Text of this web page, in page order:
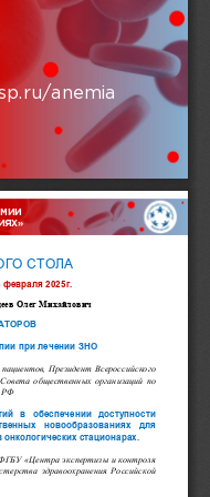
anemia
»
СТОЛА
февраля 2025г.
Олег Михайлович
при лечении ЗНО
Президент Всероссийского
общественных организаций по
РФ
в  обеспечении  доступности
новообразованиях
для
стационарах.
«Центра экспертизы и контроля
здравоохранения Российской